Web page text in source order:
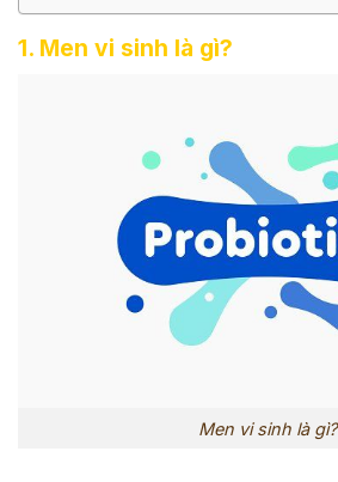
1. Men vi sinh là gì?
Men vi sinh là gì?